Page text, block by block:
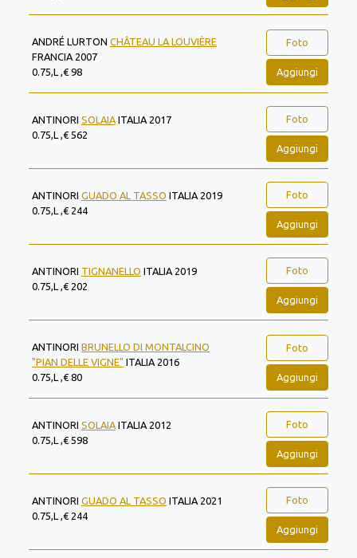
ANDRÉ LURTON CHÂTEAU LA LOUVIÈRE
FRANCIA 2007
0.75,L ,€ 98
Foto
Aggiungi
ANTINORI SOLAIA ITALIA 2017
0.75,L ,€ 562
Foto
Aggiungi
ANTINORI GUADO AL TASSO ITALIA 2019
0.75,L ,€ 244
Foto
Aggiungi
ANTINORI TIGNANELLO ITALIA 2019
0.75,L ,€ 202
Foto
Aggiungi
ANTINORI BRUNELLO DI MONTALCINO
"PIAN DELLE VIGNE" ITALIA 2016
0.75,L ,€ 80
Foto
Aggiungi
ANTINORI SOLAIA ITALIA 2012
0.75,L ,€ 598
Foto
Aggiungi
ANTINORI GUADO AL TASSO ITALIA 2021
0.75,L ,€ 244
Foto
Aggiungi